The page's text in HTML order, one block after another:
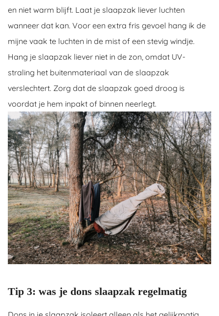
en niet warm blijft. Laat je slaapzak liever luchten
wanneer dat kan. Voor een extra fris gevoel hang ik de
mijne vaak te luchten in de mist of een stevig windje.
Hang je slaapzak liever niet in de zon, omdat UV-
straling het buitenmateriaal van de slaapzak
verslechtert. Zorg dat de slaapzak goed droog is
voordat je hem inpakt of binnen neerlegt.
Tip 3: was je dons slaapzak regelmatig